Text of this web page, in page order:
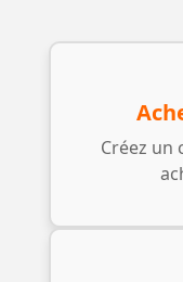
Créez un